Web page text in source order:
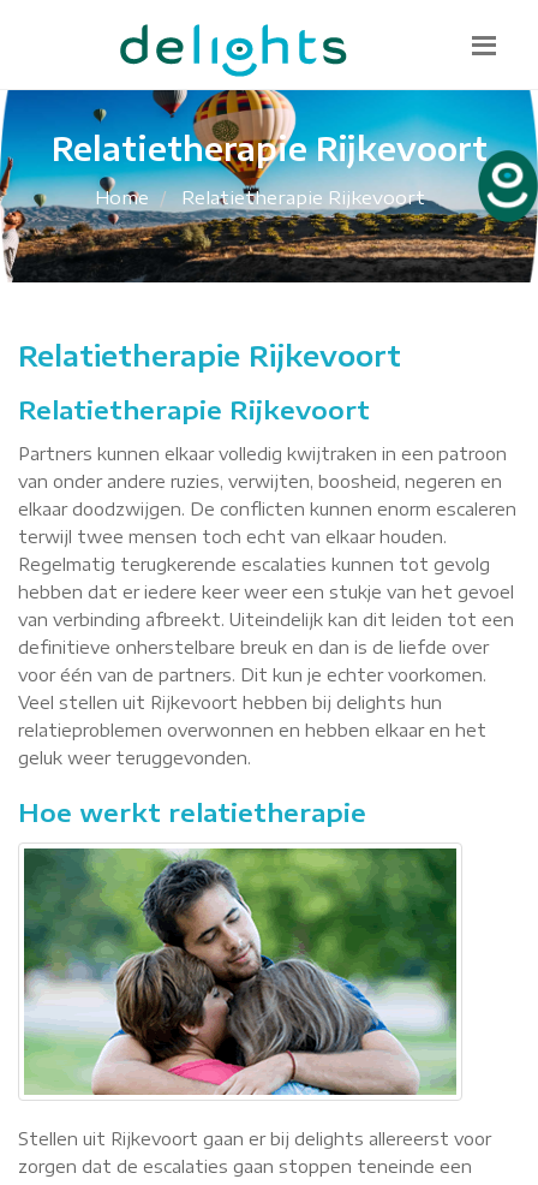
085 130 1482
info@delights.nu
Relatietherapie Rijkevoort
Home Relatietherapie Rijkevoort
Relatietherapie Rijkevoort
Relatietherapie Rijkevoort
Partners kunnen elkaar volledig kwijtraken in een patroon
van onder andere ruzies, verwijten, boosheid, negeren en
elkaar doodzwijgen. De conflicten kunnen enorm escaleren
terwijl twee mensen toch echt van elkaar houden.
Regelmatig terugkerende escalaties kunnen tot gevolg
hebben dat er iedere keer weer een stukje van het gevoel
van verbinding afbreekt. Uiteindelijk kan dit leiden tot een
definitieve onherstelbare breuk en dan is de liefde over
voor één van de partners. Dit kun je echter voorkomen.
Veel stellen uit Rijkevoort hebben bij delights hun
relatieproblemen overwonnen en hebben elkaar en het
geluk weer teruggevonden.
Hoe werkt relatietherapie
Stellen uit Rijkevoort gaan er bij delights allereerst voor
zorgen dat de escalaties gaan stoppen teneinde een